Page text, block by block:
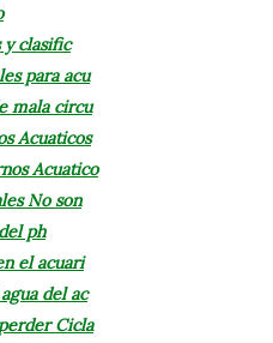
y clasific
para acu
mala circu
Acuaticos
Acuatico
No son
ph
el acuari
del ac
Cicla